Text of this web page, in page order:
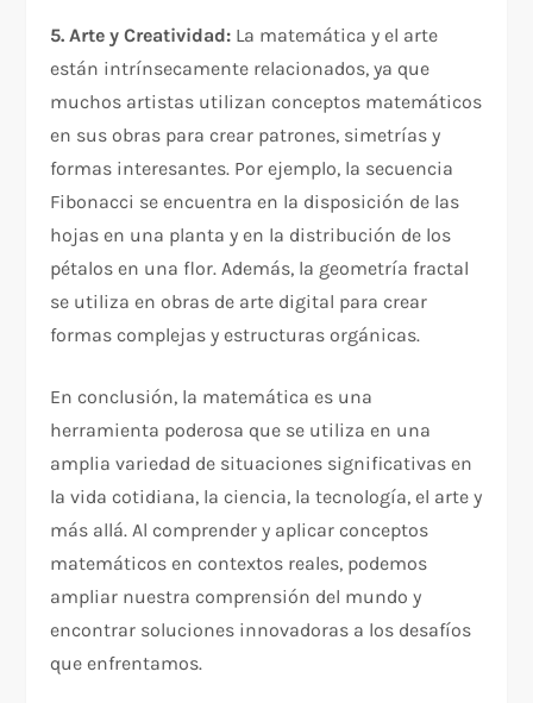
5. Arte y Creatividad: La matemática y el arte
están intrínsecamente relacionados, ya que
muchos artistas utilizan conceptos matemáticos
en sus obras para crear patrones, simetrías y
formas interesantes. Por ejemplo, la secuencia
Fibonacci se encuentra en la disposición de las
hojas en una planta y en la distribución de los
pétalos en una flor. Además, la geometría fractal
se utiliza en obras de arte digital para crear
formas complejas y estructuras orgánicas.
En conclusión, la matemática es una
herramienta poderosa que se utiliza en una
amplia variedad de situaciones significativas en
la vida cotidiana, la ciencia, la tecnología, el arte y
más allá. Al comprender y aplicar conceptos
matemáticos en contextos reales, podemos
ampliar nuestra comprensión del mundo y
encontrar soluciones innovadoras a los desafíos
que enfrentamos.